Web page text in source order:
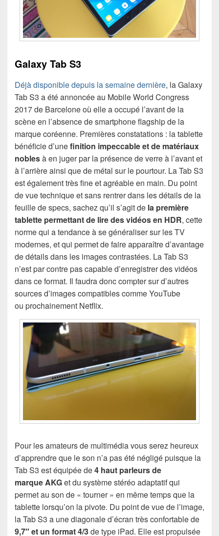
Galaxy Tab S3
Déjà disponible depuis la semaine dernière, la Galaxy
Tab S3 a été annoncée au Mobile World Congress
2017 de Barcelone où elle a occupé l’avant de la
scène en l’absence de smartphone flagship de la
marque coréenne. Premières constatations : la tablette
bénéficie d’unefinition impeccable et de matériaux
noblesà en juger par la présence de verre à l’avant et
à l’arrière ainsi que de métal sur le pourtour. La Tab S3
est également très fine et agréable en main. Du point
de vue technique et sans rentrer dans les détails de la
feuille de specs, sachez qu’il s’agit de la première
tablette permettant de lire des vidéos en HDR, cette
norme qui a tendance à se généraliser sur les TV
modernes, et qui permet de faire apparaître d’avantage
de détails dans les images contrastées. La Tab S3
n’est par contre pas capable d’enregistrer des vidéos
dans ce format. Il faudra donc compter sur d’autres
sources d’images compatibles comme YouTube
ou prochainement Netflix.
Pour les amateurs de multimédia vous serez heureux
d’apprendre que le son n’a pas été négligé puisque la
Tab S3 est équipée de4 haut parleurs de
marque AKGet du système stéréo adaptatif qui
permet au son de « tourner » en même temps que la
tablette lorsqu’on la pivote. Du point de vue de l’image,
la Tab S3 a une diagonale d’écran très confortable de
9,7″ et un format 4/3de type iPad. Elle est propulsée